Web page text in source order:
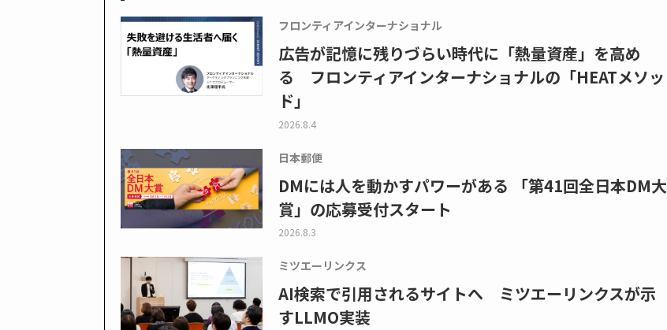
フロンティアインターナショナル
広告が記憶に残りづらい時代に「熱量資産」を高め
る フロンティアインターナショナルの「HEATメソッ
ド」
2026.8.4
日本郵便
DMには人を動かすパワーがある 「第41回全日本DM大
賞」の応募受付スタート
2026.8.3
ミツエーリンクス
AI検索で引用されるサイトへ ミツエーリンクスが示
すLLMO実装